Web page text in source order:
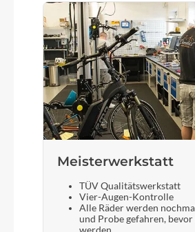
Meisterwerkstatt
TÜV Qualitätswerkstatt
Vier-Augen-Kontrolle
Alle Räder werden
und Probe gefahren,